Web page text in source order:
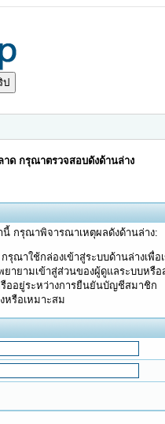
ด กรุณาตรวจสอบดังด้านล่าง
กรุณาพิจารณาเหตุผลดังด้านล่าง:
ณาใช้กล่องเข้าสู่ระบบด้านล่างเพื่อ
ยามเข้าสู่ส่วนของผู้ดูแลระบบห
ออยู่ระหว่างการยืนยันบัญชีสมาชิก
หรือเหมาะสม